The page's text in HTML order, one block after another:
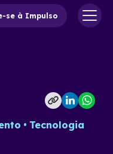
se à Impulso
Tecnologia